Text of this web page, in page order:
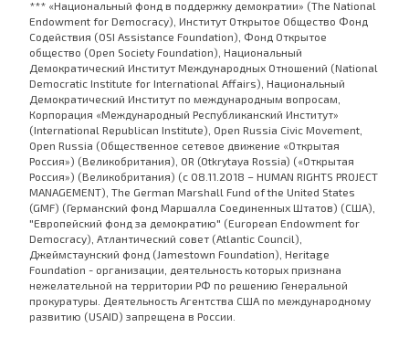
*** «Национальный фонд в поддержку демократии» (The National
Endowment for Democracy), Институт Открытое Общество Фонд
Содействия (OSI Assistance Foundation), Фонд Открытое
общество (Open Society Foundation), Национальный
Демократический Институт Международных Отношений (National
Democratic Institute for International Affairs), Национальный
Демократический Институт по международным вопросам,
Корпорация «Международный Республиканский Институт»
(International Republican Institute), Open Russia Civic Movement,
Open Russia (Общественное сетевое движение «Открытая
Россия») (Великобритания), OR (Otkrytaya Rossia) («Открытая
Россия») (Великобритания) (с 08.11.2018 – HUMAN RIGHTS PROJECT
MANAGEMENT), The German Marshall Fund of the United States
(GMF) (Германский фонд Маршалла Соединенных Штатов) (США),
"Европейский фонд за демократию" (European Endowment for
Democracy), Атлантический совет (Atlantic Council),
Джеймстаунский фонд (Jamestown Foundation), Heritage
Foundation - организации, деятельность которых признана
нежелательной на территории РФ по решению Генеральной
прокуратуры. Деятельность Агентства США по международному
развитию (USAID) запрещена в России.